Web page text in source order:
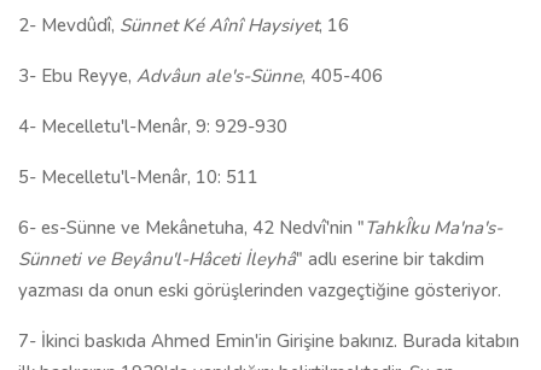
2- Mevdûdî, Sünnet Ké Aînî Haysiyet, 16
3- Ebu Reyye, Advâun ale's-Sünne, 405-406
4- Mecelletu'l-Menâr, 9: 929-930
5- Mecelletu'l-Menâr, 10: 511
6- es-Sünne ve Mekânetuha, 42 Nedvî'nin "TahkÎku Ma'na's-
Sünneti ve Beyânu'l-Hâceti İleyhâ" adlı eserine bir takdim
yazması da onun eski görüşlerinden vazgeçtiğine gösteriyor.
7- İkinci baskıda Ahmed Emin'in Girişine bakınız. Burada kitabın